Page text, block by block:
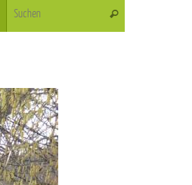
Suchen